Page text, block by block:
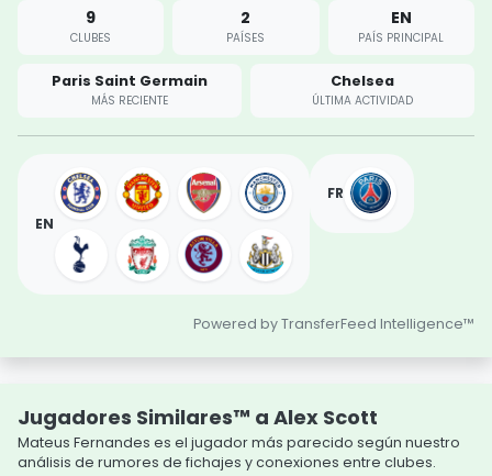
9
CLUBES
2
PAÍSES
EN
PAÍS PRINCIPAL
Paris Saint Germain
MÁS RECIENTE
Chelsea
ÚLTIMA ACTIVIDAD
EN
FR
Powered by TransferFeed Intelligence™
Jugadores Similares™ a Alex Scott
Mateus Fernandes es el jugador más parecido según nuestro
análisis de rumores de fichajes y conexiones entre clubes.